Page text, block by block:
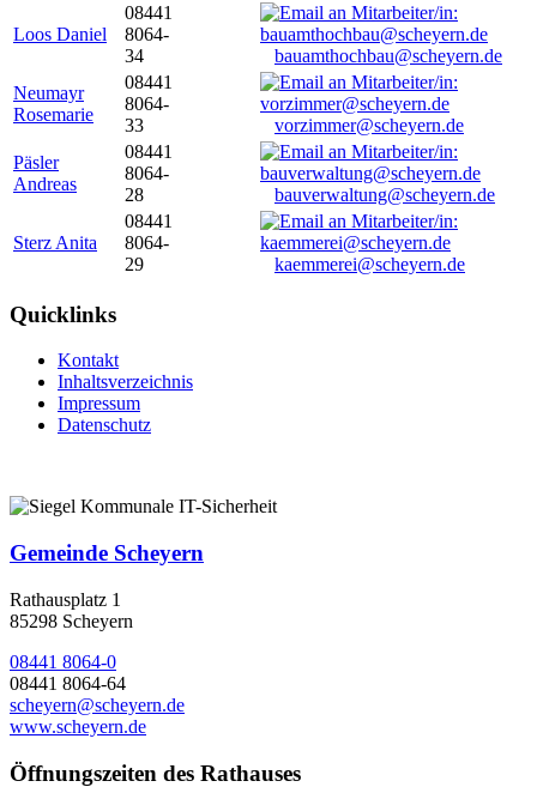
Loos Daniel
08441
8064-
34
bauamthochbau@scheyern.de
Neumayr
Rosemarie
08441
8064-
33
vorzimmer@scheyern.de
Päsler
Andreas
08441
8064-
28
bauverwaltung@scheyern.de
Sterz Anita
08441
8064-
29
kaemmerei@scheyern.de
Quicklinks
Kontakt
Inhaltsverzeichnis
Impressum
Datenschutz
Gemeinde Scheyern
Rathausplatz 1
85298 Scheyern
08441 8064-0
08441 8064-64
scheyern@scheyern.de
www.scheyern.de
Öffnungszeiten des Rathauses